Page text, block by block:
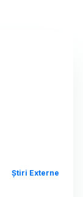
Știri Externe